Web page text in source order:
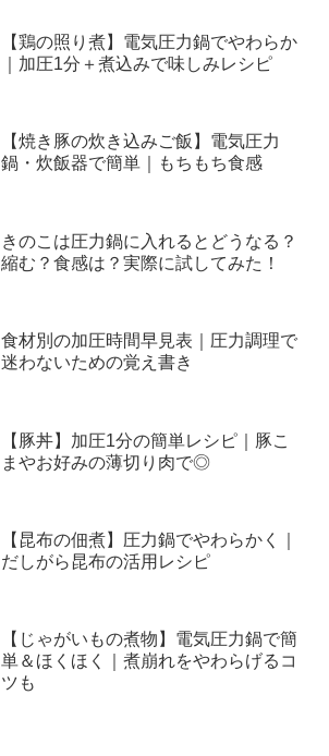
【鶏の照り煮】電気圧力鍋でやわらか
｜加圧1分＋煮込みで味しみレシピ
【焼き豚の炊き込みご飯】電気圧力
鍋・炊飯器で簡単｜もちもち食感
きのこは圧力鍋に入れるとどうなる？
縮む？食感は？実際に試してみた！
食材別の加圧時間早見表｜圧力調理で
迷わないための覚え書き
【豚丼】加圧1分の簡単レシピ｜豚こ
まやお好みの薄切り肉で◎
【昆布の佃煮】圧力鍋でやわらかく｜
だしがら昆布の活用レシピ
【じゃがいもの煮物】電気圧力鍋で簡
単＆ほくほく｜煮崩れをやわらげるコ
ツも